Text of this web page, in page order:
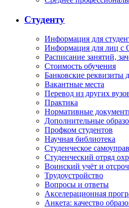
Студенту
Информация для
Информация для лиц с
Расписание занятий,
Стоимость обучения
Банковские реквизиты
Вакантные места
Перевод из других
Практика
Нормативные
Дополнительные
Профком студентов
Научная библиотека
Студенческое
Студенческий отряд
Воинский учёт и
Трудоустройство
Вопросы и ответы
Акселерационная
Анкета: качество